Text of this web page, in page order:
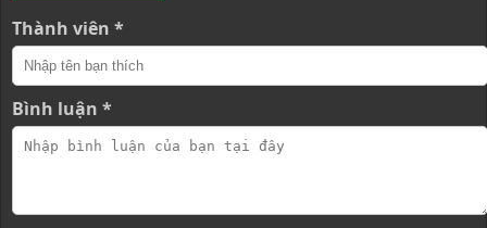
Thành viên *
Bình luận *